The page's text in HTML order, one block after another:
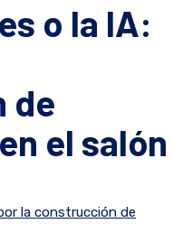
o la IA:
de
el salón